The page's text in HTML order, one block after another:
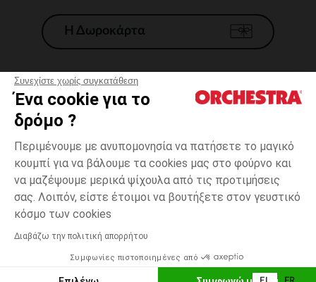
Συνεχίστε χωρίς συγκατάθεση
Ένα cookie για το
δρόμο ?
Περιμένουμε με ανυπομονησία να πατήσετε το μαγικό
κουμπί για να βάλουμε τα cookies μας στο φούρνο και
να μαζέψουμε μερικά ψίχουλα από τις προτιμήσεις
σας. Λοιπόν, είστε έτοιμοι να βουτήξετε στον γευστικό
κόσμο των cookies
Διαβάζω την πολιτική απορρήτου
Συμφωνίες πιστοποιημένες από
Κόκκινο
6
Δυνατότητα πληρωμής με
ΠΡΟΣΘΉΚΗ ΣΤΟ ΚΑΛΆΘΙ
Η Δωροκάρτα
Γενικοί 'Οροι Πώλησης
*Εμπορικες προσφορες
Προσωπικά δεδομένα
Διαχείρηση των cookies
Προσβασιμότητα: μη συμμορφούμενη
H Orchestra συμμετέχει στον κωδικά δεοντολογίας και στο σύστημα
μεσολάβησης της Γαλλικής Ομοσπονδίας Ηλεκτρονικού Εμπορίου.